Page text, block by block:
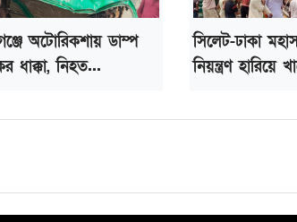
অটোরিকশায় ডাম্প
ধাক্কা, নিহত...
সিলেট-ঢাকা
নিয়ন্ত্রণ হারিয়ে